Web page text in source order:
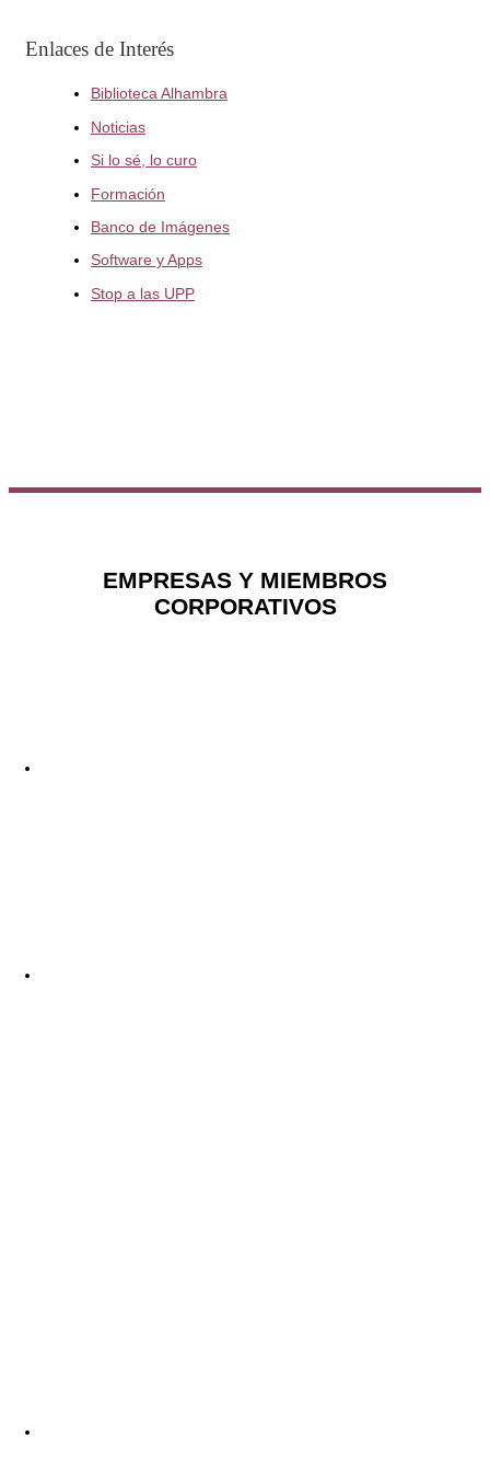
Enlaces de Interés
Biblioteca Alhambra
Noticias
Si lo sé, lo curo
Formación
Banco de Imágenes
Software y Apps
Stop a las UPP
EMPRESAS Y MIEMBROS
CORPORATIVOS